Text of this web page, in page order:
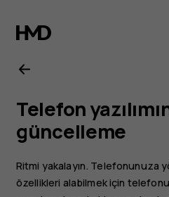
Nokia
3
kullanıcı
kılavuzu
Telefon
güncelleme
Ritmi yakalayın. Telefonunuza
özellikleri alabilmek için